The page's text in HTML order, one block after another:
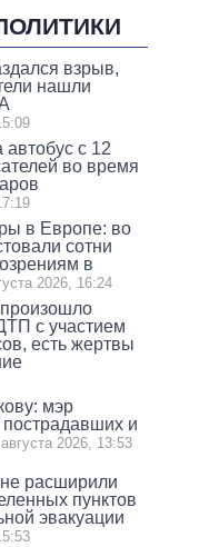
взрыв,
нашли
с 12
во время
в Европе: во
сотни
в
2026, 16:24
с участием
есть жертвы
мэр
и
2026, 13:53
расширили
пунктов
эвакуации